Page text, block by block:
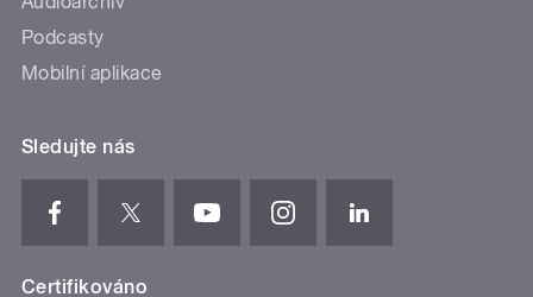
Podcasty
Mobilní aplikace
Sledujte nás
Certifikováno